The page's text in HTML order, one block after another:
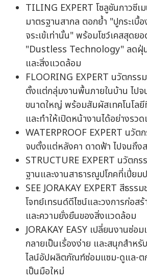
TILING EXPERT โซลูชันกาวซีเ
มาตรฐานสากล ตอกย้ำ "ปูกระเบื้
จระเข้เท่านั้น" พร้อมโชว์เคสสุดย
"Dustless Technology" ลดฝุ่
และสิ่งแวดล้อม
FLOORING EXPERT นวัตกร
ตั้งแต่กลุ่มงานพื้นภายในบ้าน ไป
ขนาดใหญ่ พร้อมสัมผัสเทคโนโล
และทำให้เปิดหน้างานได้อย่างรวด
WATERPROOF EXPERT นวัต
จบตั้งแต่หลังคา ดาดฟ้า ไปจนถึงส
STRUCTURE EXPERT นวัตก
ฐานและงานสาธารณูปโภคที่เปี่ยม
SEE JORAKAY EXPERT สีธร
โจทย์เทรนด์ดีไซน์และวงการก่อส
และความยั่งยืนของสิ่งแวดล้อม
JORAKAY EASY เปลี่ยนงานซ่อ
กลายเป็นเรื่องง่าย และสนุกสำห
ไลน์อัปผลิตภัณฑ์ซ่อมแซม-ดูแล-ต
เป็นมือใหม่